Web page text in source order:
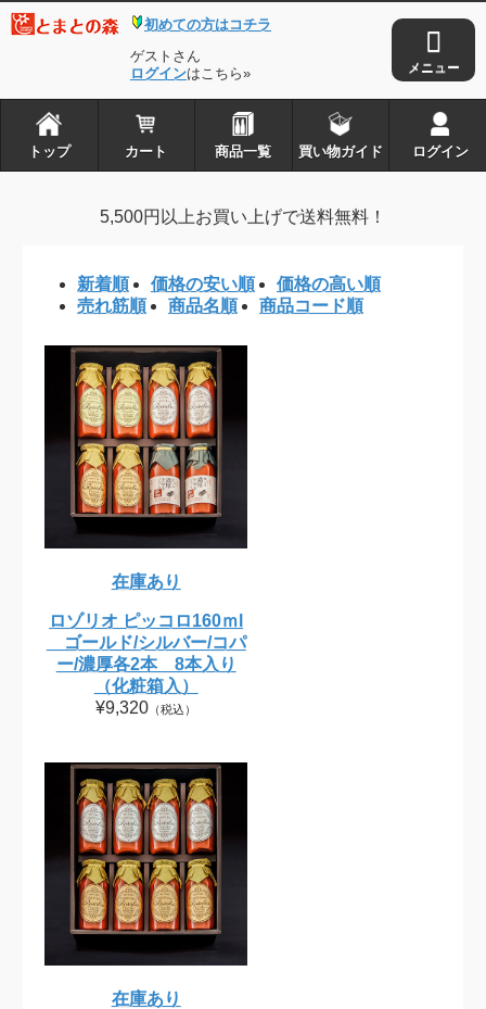
初めての方はコチラ
ゲストさん
ログインはこちら»
トップ カート 商品一覧 買い物ガイド ログイン
5,500円以上お買い上げで送料無料！
新着順 価格の安い順
価格の高い順
売れ筋順
商品名順 商品コード順
在庫あり
ロゾリオ ピッコロ160ｍl
ゴールド/シルバー/コパ
ー/濃厚各2本 8本入り
（化粧箱入）
¥9,320 （税込）
在庫あり
トップ
ログイン
とまとの森は株式会社アイ・タックルの
登録商標です
Copyright © 2010-2026とまとの森. all rights reserved.